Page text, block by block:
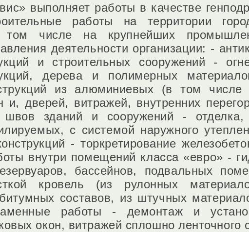
выполняет работы в качестве
работы на территории
числе на крупнейших
деятельности организации: -
и строительных сооружений -
дерева и полимерных
из алюминиевых (в том
и, дверей, витражей, внутренних
швов зданий и сооружений - отделка,
с системой наружного
- торкретирование
внутри помещений класса «евро» -
бассейнов, подвальных
кровель (из рулонных
составов, из штучных
работы - демонтаж и
окон, витражей сплошно ленточного